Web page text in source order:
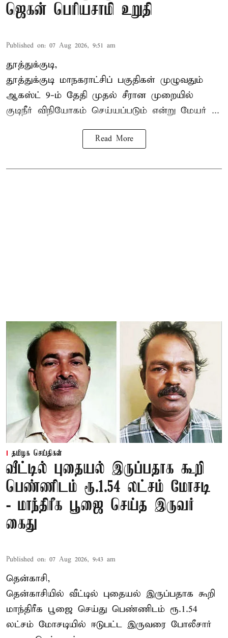
ஜெகன் பெரியசாமி உறுதி
Published on: 07 Aug 2026, 9:51 am
தூத்துக்குடி,
தூத்துக்குடி மாநகராட்சிப் பகுதிகள் முழுவதும்
ஆகஸ்ட் 9-ம் தேதி முதல் சீரான முறையில்
குடிநீர் விநியோகம் செய்யப்படும் என்று மேயர் ...
Read More
தமிழக செய்திகள்
வீட்டில் புதையல் இருப்பதாக கூறி
பெண்ணிடம் ரூ.1.54 லட்சம் மோசடி
- மாந்திரீக பூஜை செய்த இருவர்
கைது
Published on: 07 Aug 2026, 9:43 am
தென்காசி,
தென்காசியில் வீட்டில் புதையல் இருப்பதாக கூறி
மாந்திரீக பூஜை செய்து பெண்ணிடம் ரூ.1.54
லட்சம் மோசடியில் ஈடுபட்ட இருவரை போலீசார்